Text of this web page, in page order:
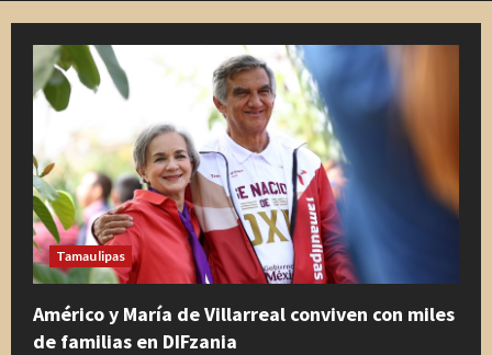
Tamaulipas
Américo y María de Villarreal conviven con miles
de familias en DIFzania